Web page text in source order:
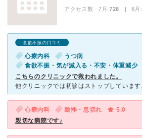
アクセス数 7月:728 | 6月:
食欲不振の口コミ
心療内科
うつ病
食欲不振・気が滅入る・不安・体重減少
こちらのクリニックで救われました。
心療内科 動悸・息切れ
5.0
親切な病院です♪